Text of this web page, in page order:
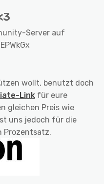
Server auf
wollt, benutzt doch
Link für eure
gleichen Preis wie
uns jedoch für die
Prozentsatz.